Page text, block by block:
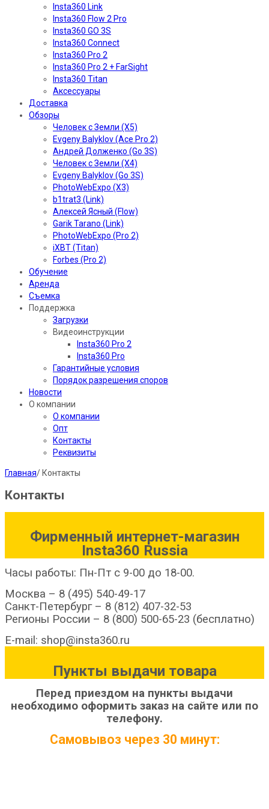
Insta360 Link
Insta360 Flow 2 Pro
Insta360 GO 3S
Insta360 Connect
Insta360 Pro 2
Insta360 Pro 2 + FarSight
Insta360 Titan
Аксессуары
Доставка
Обзоры
Человек с Земли (X5)
Evgeny Balyklov (Ace Pro 2)
Андрей Долженко (Go 3S)
Человек с Земли (X4)
Evgeny Balyklov (Go 3S)
PhotoWebExpo (X3)
b1trat3 (Link)
Алексей Ясный (Flow)
Garik Tarano (Link)
PhotoWebExpo (Pro 2)
iXBT (Titan)
Forbes (Pro 2)
Обучение
Аренда
Съемка
Поддержка
Загрузки
Видеоинструкции
Insta360 Pro 2
Insta360 Pro
Гарантийные условия
Порядок разрешения споров
Новости
О компании
О компании
Опт
Контакты
Реквизиты
Главная/ Контакты
Контакты
Фирменный интернет-магазин
Insta360 Russia
Часы работы: Пн-Пт с 9-00 до 18-00.
Москва – 8 (495) 540-49-17
Санкт-Петербург – 8 (812) 407-32-53
Регионы России – 8 (800) 500-65-23 (бесплатно)
E-mail: shop@insta360.ru
Пункты выдачи товара
Перед приездом на пункты выдачи
необходимо оформить заказ на сайте или по
телефону.
Самовывоз через 30 минут: